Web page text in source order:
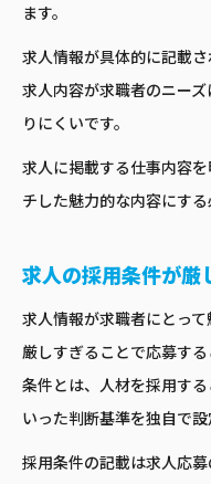
ます。
求人情報が具体的に記載
求人内容が求職者のニー
りにくいです。
求人に掲載する仕事内容
チした魅力的な内容にする
求人の採用条件が厳
求人情報が求職者にとっ
厳しすぎることで応募す
条件とは、人材を採用す
いった判断基準を独自で設
採用条件の記載は求人応